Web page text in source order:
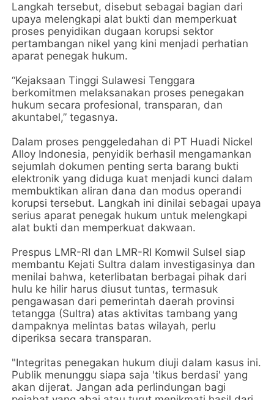
Langkah tersebut, disebut sebagai bagian dari
upaya melengkapi alat bukti dan memperkuat
proses penyidikan dugaan korupsi sektor
pertambangan nikel yang kini menjadi perhatian
aparat penegak hukum.
“Kejaksaan Tinggi Sulawesi Tenggara
berkomitmen melaksanakan proses penegakan
hukum secara profesional, transparan, dan
akuntabel,” tegasnya.
Dalam proses penggeledahan di PT Huadi Nickel
Alloy Indonesia, penyidik berhasil mengamankan
sejumlah dokumen penting serta barang bukti
elektronik yang diduga kuat menjadi kunci dalam
membuktikan aliran dana dan modus operandi
korupsi tersebut. Langkah ini dinilai sebagai upaya
serius aparat penegak hukum untuk melengkapi
alat bukti dan memperkuat dakwaan.
Prespus LMR-RI dan LMR-RI Komwil Sulsel siap
membantu Kejati Sultra dalam investigasinya dan
menilai bahwa, keterlibatan berbagai pihak dari
hulu ke hilir harus diusut tuntas, termasuk
pengawasan dari pemerintah daerah provinsi
tetangga (Sultra) atas aktivitas tambang yang
dampaknya melintas batas wilayah, perlu
diperiksa secara transparan.
"Integritas penegakan hukum diuji dalam kasus ini.
Publik menunggu siapa saja 'tikus berdasi' yang
akan dijerat. Jangan ada perlindungan bagi